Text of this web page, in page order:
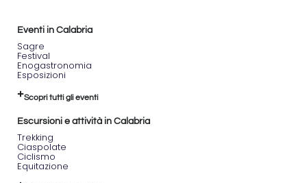
Silvana
incontro
le
10:10
Eventi in Calabria
Sagre
Festival
Enogastronomia
Esposizioni
Scopri tutti gli eventi
Escursioni e attività in Calabria
Trekking
Ciaspolate
Ciclismo
Equitazione